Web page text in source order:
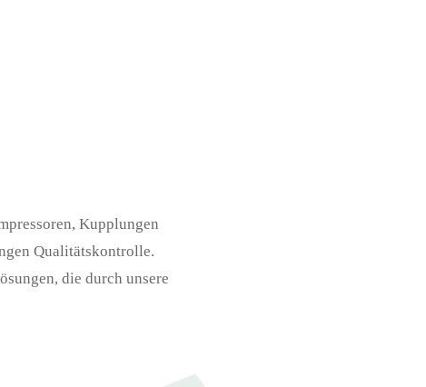
Kupplungen
Qualitätskontrolle.
die durch unsere